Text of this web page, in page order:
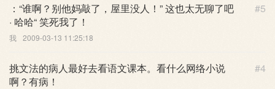
#5
：“谁啊？别他妈敲了，屋里没人！” 这也太无聊了吧
· 哈哈“ 笑死我了！
我 2009-03-13 11:25:18
#4
挑文法的病人最好去看语文课本。看什么网络小说
啊？有病！